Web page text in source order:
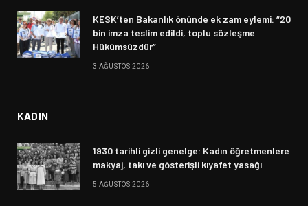
KESK’ten Bakanlık önünde ek zam eylemi: “20
bin imza teslim edildi, toplu sözleşme
Hükümsüzdür”
3 AĞUSTOS 2026
KADIN
1930 tarihli gizli genelge: Kadın öğretmenlere
makyaj, takı ve gösterişli kıyafet yasağı
5 AĞUSTOS 2026